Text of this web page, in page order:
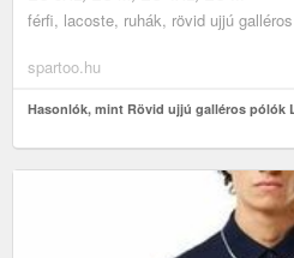
férfi, lacoste, ruhák, rövid ujjú
spartoo.hu
Hasonlók, mint Rövid ujjú galléros pólók